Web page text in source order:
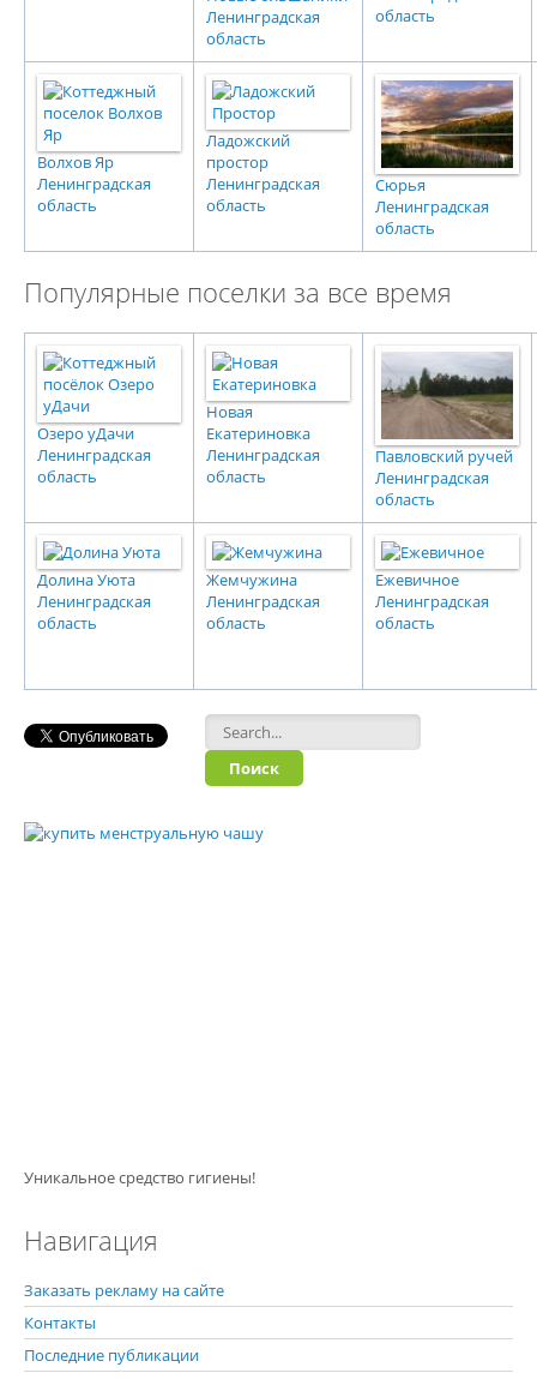
Ленинградская
область
область
Волхов Яр
Ленинградская
область
Ладожский
простор
Ленинградская
область
Сюрья
Ленинградская
область
Популярные поселки за все время
Озеро уДачи
Ленинградская
область
Новая
Екатериновка
Ленинградская
область
Павловский ручей
Ленинградская
область
Долина Уюта
Ленинградская
область
Жемчужина
Ленинградская
область
Ежевичное
Ленинградская
область
Форма поиска
Уникальное средство гигиены!
Навигация
Заказать рекламу на сайте
Контакты
Последние публикации